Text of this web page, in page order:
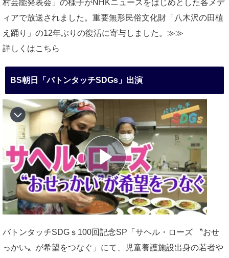
村芸能発表会」の様子がNHKニュースをはじめとした各メデ
ィアで放送されました。重要無形民俗文化財「八木沢の田植
え踊り」の12年ぶりの復活に寄与しました。≫≫
詳しくはこちら
BS朝日「バトンタッチSDGs」出演
バトンタッチSDGｓ100回記念SP「サヘル・ローズ 〝おせ
っかい〟が希望をつなぐ」にて、児童養護施設出身の若者や